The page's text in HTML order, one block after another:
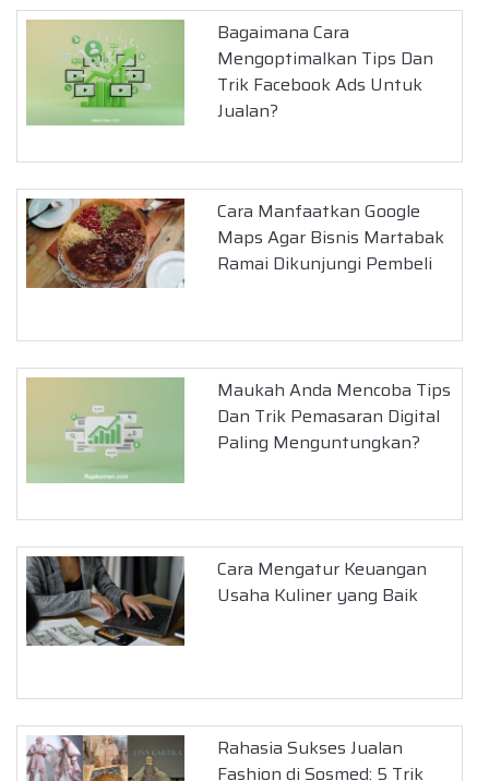
Bagaimana Cara
Mengoptimalkan Tips Dan
Trik Facebook Ads Untuk
Jualan?
Cara Manfaatkan Google
Maps Agar Bisnis Martabak
Ramai Dikunjungi Pembeli
Maukah Anda Mencoba Tips
Dan Trik Pemasaran Digital
Paling Menguntungkan?
Cara Mengatur Keuangan
Usaha Kuliner yang Baik
Rahasia Sukses Jualan
Fashion di Sosmed: 5 Trik